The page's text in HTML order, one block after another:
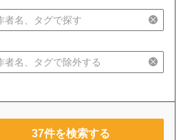
37件を検索する